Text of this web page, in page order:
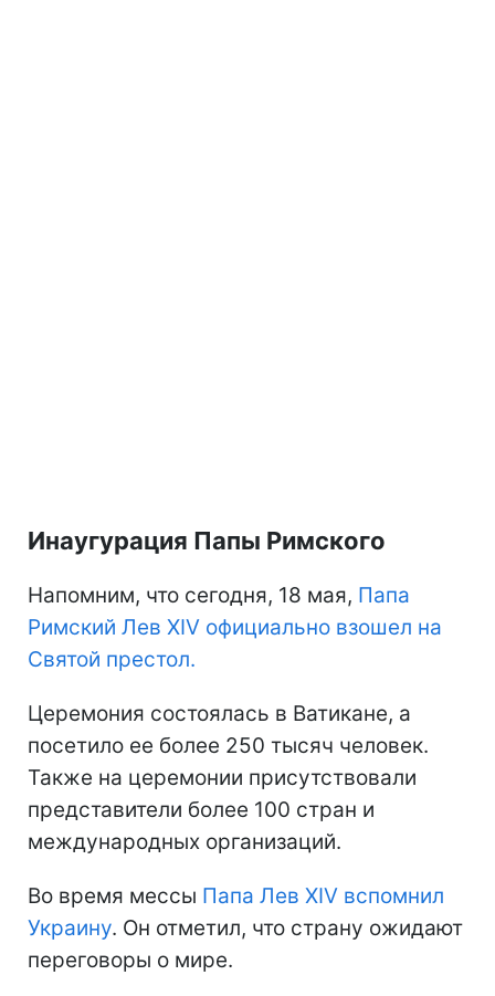
Инаугурация Папы Римского
Напомним, что сегодня, 18 мая, Папа
Римский Лев XIV официально взошел на
Святой престол.
Церемония состоялась в Ватикане, а
посетило ее более 250 тысяч человек.
Также на церемонии присутствовали
представители более 100 стран и
международных организаций.
Во время мессы Папа Лев XIV вспомнил
Украину. Он отметил, что страну ожидают
переговоры о мире.